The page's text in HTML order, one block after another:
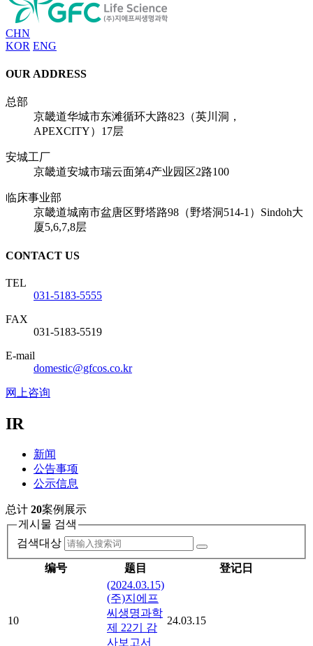
CHN
KOR ENG
OUR ADDRESS
总部
京畿道华城市东滩循环大路823（英川洞，
APEXCITY）17层
安城工厂
京畿道安城市瑞云面第4产业园区2路100
临床事业部
京畿道城南市盆唐区野塔路98（野塔洞514-1）Sindoh大
厦5,6,7,8层
CONTACT US
TEL
031-5183-5555
FAX
031-5183-5519
E-mail
domestic@gfcos.co.kr
网上咨询
IR
新闻
公告事项
公示信息
总计 20案例展示
게시물 검색
검색대상
编号 题目 登记日
10
(2024.03.15)
(주)지에프
씨생명과학
제 22기 감
사보고서
24.03.15